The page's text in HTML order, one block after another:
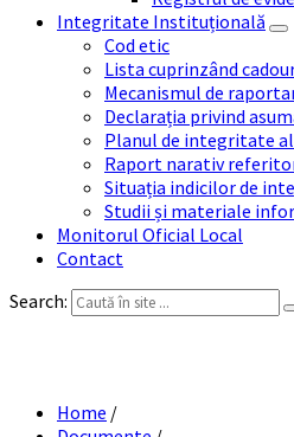
Integritate Instituțională
Cod etic
Lista cuprinzând
Mecanismul de
Declarația privind
Planul de integritate
Raport narativ
Situația indicilor de
Studii și materiale
Monitorul Oficial Local
Contact
Search:
Home /